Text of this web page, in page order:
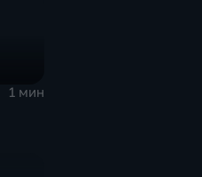
1 мин